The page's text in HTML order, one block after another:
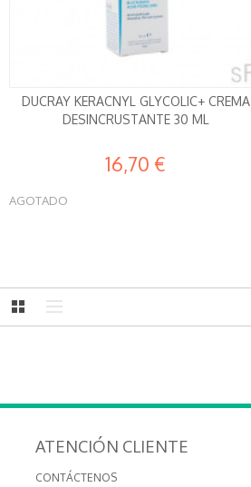
DUCRAY KERACNYL GLYCOLIC+ CREMA
DESINCRUSTANTE 30 ML
16,70 €
AGOTADO
ATENCIÓN CLIENTE
CONTÁCTENOS